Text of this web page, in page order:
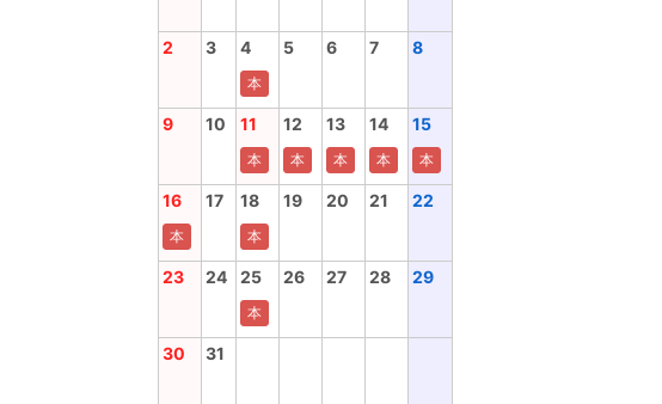
2 3 4
本
5 6 7 8
9 10 11
本
12
本
13
本
14
本
15
本
16
本
17 18
本
19 20 21 22
23 24 25
本
26 27 28 29
30 31